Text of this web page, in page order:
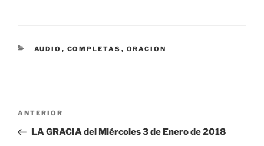
CATEGORÍAS
AUDIO , COMPLETAS , ORACION
Navegación
entradas
Entrada
anterior:
ANTERIOR
LA GRACIA del Miércoles 3 de Enero de 2018